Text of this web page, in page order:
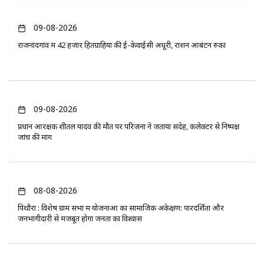
09-08-2026
राजनांदगांव में 42 हजार हितग्राहियों की ई-केवाईसी अधूरी, राशन आबंटन रुका
09-08-2026
प्रधान आरक्षक शीतल यादव की मौत पर परिजनों ने जताया संदेह, कलेक्टर से निष्पक्ष
जांच की मांग
08-08-2026
पिथौरा : विशेष ग्राम सभा में योजनाओं का सामाजिक अंकेक्षण: पारदर्शिता और
जनभागीदारी से मजबूत होगा जनता का विश्वास